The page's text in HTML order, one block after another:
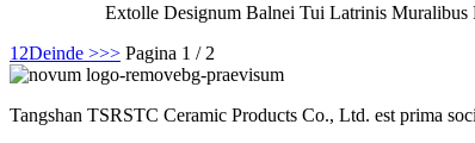
Extolle Designum Balnei Tui Latrinis Muralibus
1 2Deinde >>> Pagina 1 / 2
Tangshan TSRSTC Ceramic Products Co., Ltd. est prima